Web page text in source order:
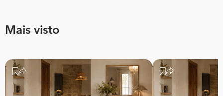
Mais visto